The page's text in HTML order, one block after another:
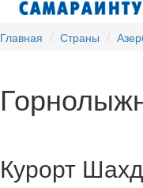
Главная
Страны
Курорт